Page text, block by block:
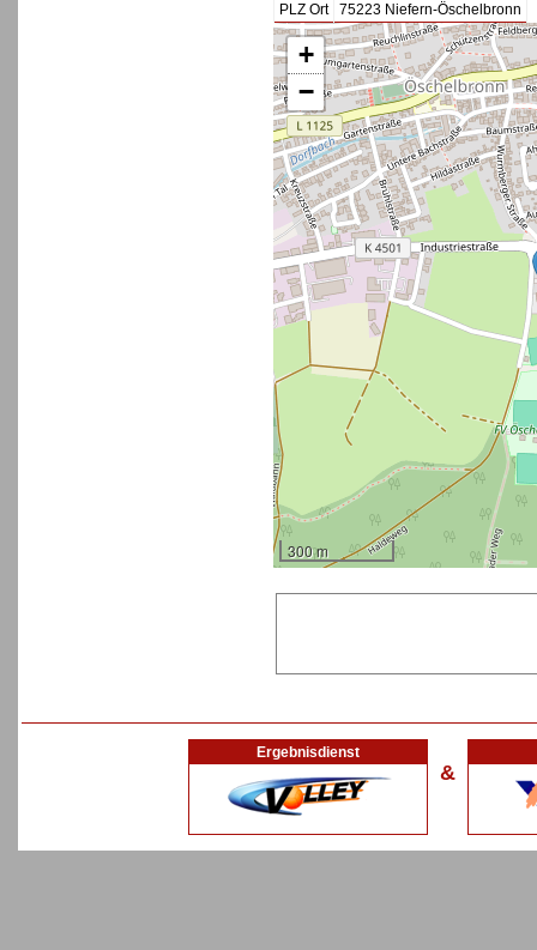
PLZ Ort
75223 Niefern-Öschelbronn
+
−
300 m
Ergebnisdienst
&